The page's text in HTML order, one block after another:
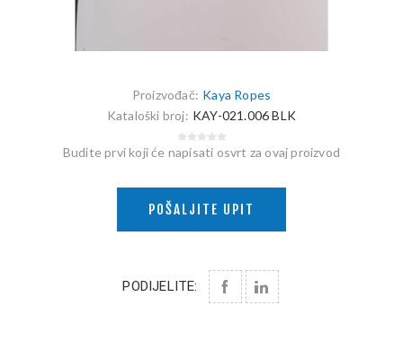
Proizvođač: Kaya Ropes
Kataloški broj: KAY-021.006 BLK
Budite prvi koji će napisati osvrt za ovaj proizvod
POŠALJITE UPIT
PODIJELITE: